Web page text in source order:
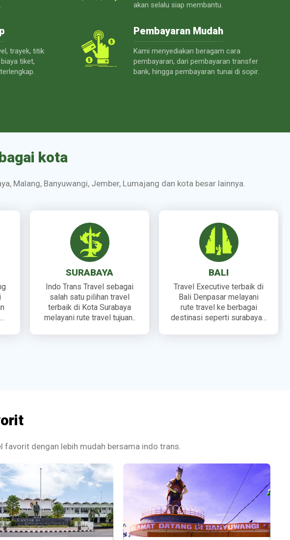
akan selalu siap membantu.
trayek, titik
tiket,
Pembayaran Mudah
Kami menyediakan beragam cara
pembayaran, dari pembayaran transfer
bank, hingga pembayaran tunai di sopir.
kota
Malang, Banyuwangi, Jember, Lumajang dan kota besar lainnya.
SURABAYA
Indo Trans Travel sebagai
salah satu pilihan travel
terbaik di Kota Surabaya
melayani rute travel tujuan..
BALI
Travel Executive terbaik di
Bali Denpasar melayani
rute travel ke berbagai
destinasi seperti surabaya…
favorit dengan lebih mudah bersama indo trans.